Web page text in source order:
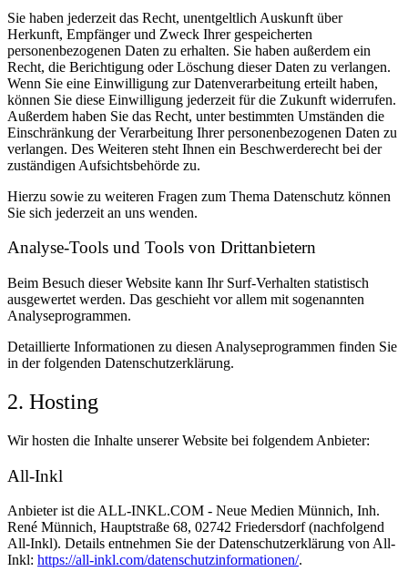
Sie haben jederzeit das Recht, unentgeltlich Auskunft über
Herkunft, Empfänger und Zweck Ihrer gespeicherten
personenbezogenen Daten zu erhalten. Sie haben außerdem ein
Recht, die Berichtigung oder Löschung dieser Daten zu verlangen.
Wenn Sie eine Einwilligung zur Datenverarbeitung erteilt haben,
können Sie diese Einwilligung jederzeit für die Zukunft widerrufen.
Außerdem haben Sie das Recht, unter bestimmten Umständen die
Einschränkung der Verarbeitung Ihrer personenbezogenen Daten zu
verlangen. Des Weiteren steht Ihnen ein Beschwerderecht bei der
zuständigen Aufsichtsbehörde zu.
Hierzu sowie zu weiteren Fragen zum Thema Datenschutz können
Sie sich jederzeit an uns wenden.
Analyse-Tools und Tools von Dritt­anbietern
Beim Besuch dieser Website kann Ihr Surf-Verhalten statistisch
ausgewertet werden. Das geschieht vor allem mit sogenannten
Analyseprogrammen.
Detaillierte Informationen zu diesen Analyseprogrammen finden Sie
in der folgenden Datenschutzerklärung.
2. Hosting
Wir hosten die Inhalte unserer Website bei folgendem Anbieter:
All-Inkl
Anbieter ist die ALL-INKL.COM - Neue Medien Münnich, Inh.
René Münnich, Hauptstraße 68, 02742 Friedersdorf (nachfolgend
All-Inkl). Details entnehmen Sie der Datenschutzerklärung von All-
Inkl: https://all-inkl.com/datenschutzinformationen/.